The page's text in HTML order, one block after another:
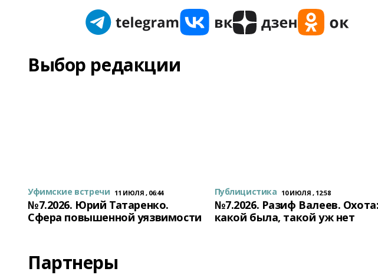
Выбор редакции
Уфимские встречи 11 ИЮЛЯ , 06:44
№7.2026. Юрий Татаренко.
Сфера повышенной уязвимости
Публицистика 10 ИЮЛЯ , 12:58
№7.2026. Разиф Валеев. Охота:
какой была, такой уж нет
Партнеры